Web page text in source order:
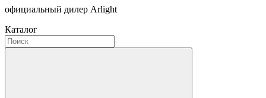
официальный дилер Arlight
Каталог